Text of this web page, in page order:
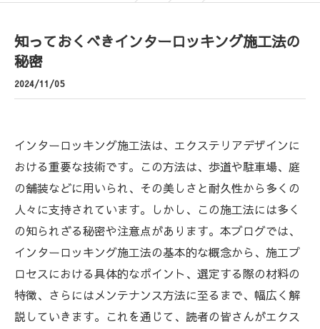
知っておくべきインターロッキング施工法の
秘密
2024/11/05
インターロッキング施工法は、エクステリアデザインに
おける重要な技術です。この方法は、歩道や駐車場、庭
の舗装などに用いられ、その美しさと耐久性から多くの
人々に支持されています。しかし、この施工法には多く
の知られざる秘密や注意点があります。本ブログでは、
インターロッキング施工法の基本的な概念から、施工プ
ロセスにおける具体的なポイント、選定する際の材料の
特徴、さらにはメンテナンス方法に至るまで、幅広く解
説していきます。これを通じて、読者の皆さんがエクス